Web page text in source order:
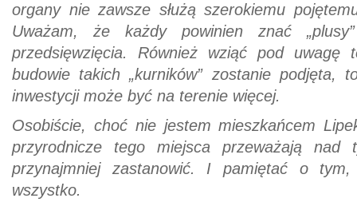
organy nie zawsze służą szerokiemu
Uważam, że każdy powinien znać
przedsięwzięcia. Również wziąć pod
budowie takich „kurników” zostanie podjęta,
inwestycji może być na terenie więcej.
Osobiście, choć nie jestem mieszkańcem
przyrodnicze tego miejsca przeważają
przynajmniej zastanowić. I pamiętać o
wszystko.